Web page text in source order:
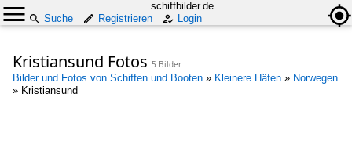
schiffbilder.de
Suche
Registrieren Login
Kristiansund Fotos 5 Bilder
Bilder und Fotos von Schiffen und Booten » Kleinere Häfen » Norwegen
» Kristiansund